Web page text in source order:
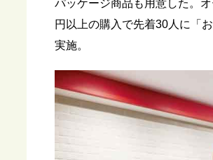
パッケージ商品も用意した。
円以上の購入で先着30人に「
実施。